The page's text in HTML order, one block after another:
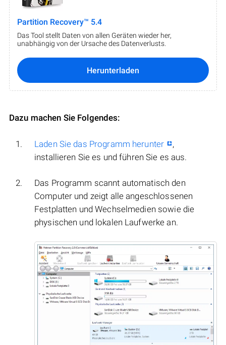
Partition Recovery™ 5.4
Das Tool stellt Daten von allen Geräten wieder her,
unabhängig von der Ursache des Datenverlusts.
Herunterladen
Dazu machen Sie Folgendes:
Laden Sie das Programm herunter
,
installieren Sie es und führen Sie es aus.
Das Programm scannt automatisch den
Computer und zeigt alle angeschlossenen
Festplatten und Wechselmedien sowie die
physischen und lokalen Laufwerke an.